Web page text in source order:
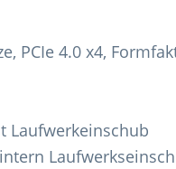
PCIe 4.0 x4,
Laufwerkeinschub